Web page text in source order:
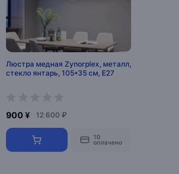
Люстра медная Zynorplex, металл,
стекло янтарь, 105*35 см, Е27
900 ¥ 12 600 ₽
10
оплачено